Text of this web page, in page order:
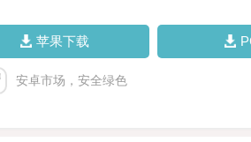
苹果下载
安卓市场，安全绿色